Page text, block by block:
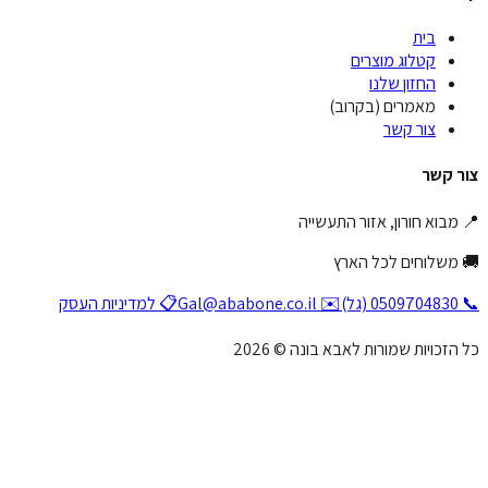
בית
קטלוג מוצרים
החזון שלנו
מאמרים (בקרוב)
צור קשר
קשר
חורון, אזור התעשייה
משלוחים לכל הארץ
✉️ Gal@ababone.co.il
📋 למדיניות העסק
שמורות לאבא בונה © 2026